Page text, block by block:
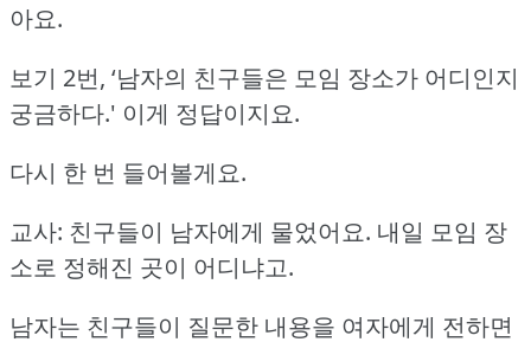
아요.
보기 2번, ‘남자의 친구들은 모임 장소가 어디인지
궁금하다.' 이게 정답이지요.
다시 한 번 들어볼게요.
교사: 친구들이 남자에게 물었어요. 내일 모임 장
소로 정해진 곳이 어디냐고.
남자는 친구들이 질문한 내용을 여자에게 전하면